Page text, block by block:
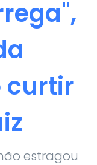
curtir
estragou